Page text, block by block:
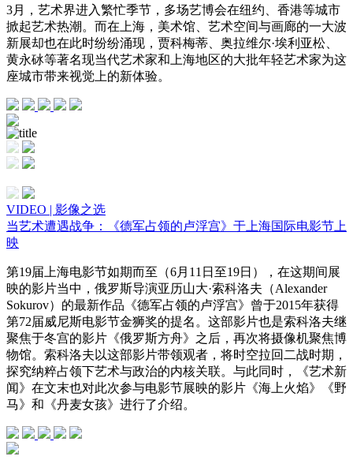
3月，艺术界进入繁忙季节，多场艺博会在纽约、香港等城市
掀起艺术热潮。而在上海，美术馆、艺术空间与画廊的一大波
新展却也在此时纷纷涌现，贾科梅蒂、奥拉维尔·埃利亚松、
黄永砅等著名现当代艺术家和上海地区的大批年轻艺术家为这
座城市带来视觉上的新体验。
VIDEO | 影像之选
当艺术遭遇战争：《德军占领的卢浮宫》于上海国际电影节上
映
第19届上海电影节如期而至（6月11日至19日），在这期间展
映的影片当中，俄罗斯导演亚历山大·索科洛夫（Alexander
Sokurov）的最新作品《德军占领的卢浮宫》曾于2015年获得
第72届威尼斯电影节金狮奖的提名。这部影片也是索科洛夫继
聚焦于冬宫的影片《俄罗斯方舟》之后，再次将摄像机聚焦博
物馆。索科洛夫以这部影片带领观者，将时空拉回二战时期，
探究纳粹占领下艺术与政治的内核关联。与此同时，《艺术新
闻》在文末也对此次参与电影节展映的影片《海上火焰》《野
马》和《丹麦女孩》进行了介绍。